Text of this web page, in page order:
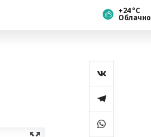
+24 °С
Облачно